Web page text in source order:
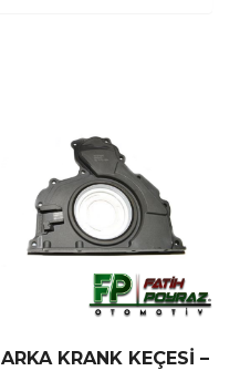
ARKA KRANK KEÇESİ –